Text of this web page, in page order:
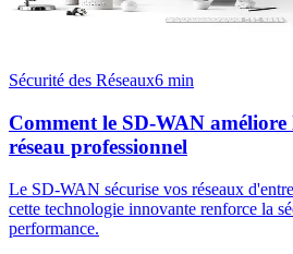
Sécurité des Réseaux6 min
Comment le SD-WAN améliore
réseau professionnel
Le SD-WAN sécurise vos réseaux
cette technologie innovante renforce la
performance.